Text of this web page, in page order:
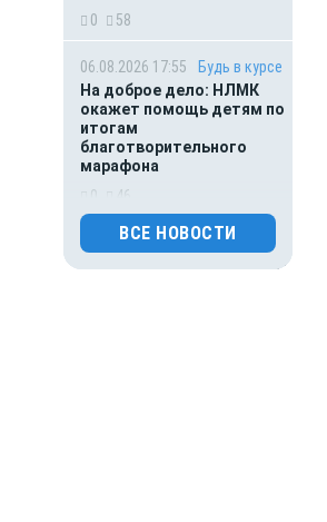
0
58
06.08.2026 17:55
Будь в курсе
На доброе дело: НЛМК
окажет помощь детям по
итогам
благотворительного
марафона
0
46
06.08.2026 16:45
Погода
Липчане рискуют получить
ВСЕ НОВОСТИ